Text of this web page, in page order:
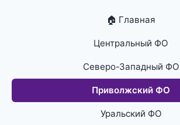
🏠 Главная
Центральный ФО
Северо-Западный ФО
Приволжский ФО
Уральский ФО